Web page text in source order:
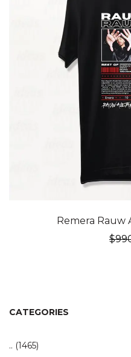
Remera Rauw
$
CATEGORIES
.. (1465)